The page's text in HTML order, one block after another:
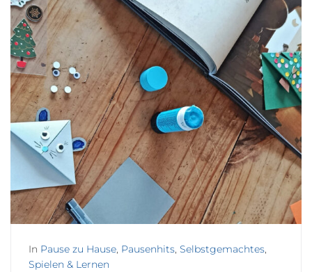
In Pause zu Hause, Pausenhits, Selbstgemachtes,
Spielen & Lernen